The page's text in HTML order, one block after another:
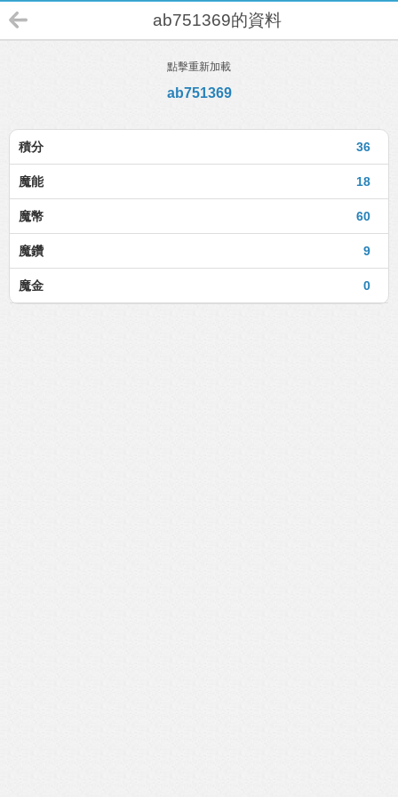
ab751369的資料
點擊重新加載
ab751369
36
積分
18
魔能
60
魔幣
9
魔鑽
0
魔金